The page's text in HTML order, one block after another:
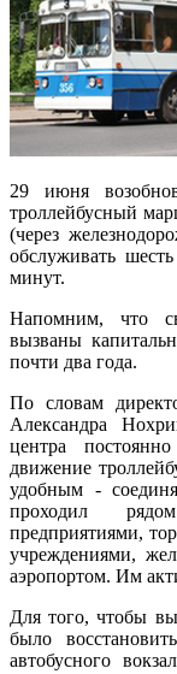
29 июня
троллейбусный
(через
обслуживать
минут.
Напомним, что
вызваны
почти два года.
По словам
Александра
центра
движение
удобным -
проходил
предприятиями,
учреждениями,
аэропортом. Им
Для того, чтобы
было
автобусного